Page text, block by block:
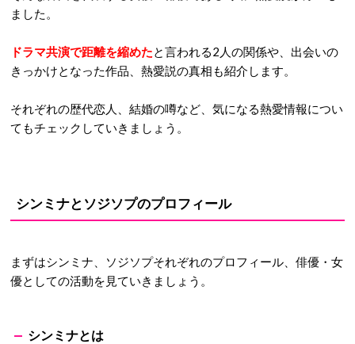
ました。
ドラマ共演で距離を縮めたと言われる2人の関係や、出会いの
きっかけとなった作品、熱愛説の真相も紹介します。
それぞれの歴代恋人、結婚の噂など、気になる熱愛情報につい
てもチェックしていきましょう。
シンミナとソジソプのプロフィール
まずはシンミナ、ソジソプそれぞれのプロフィール、俳優・女
優としての活動を見ていきましょう。
シンミナとは